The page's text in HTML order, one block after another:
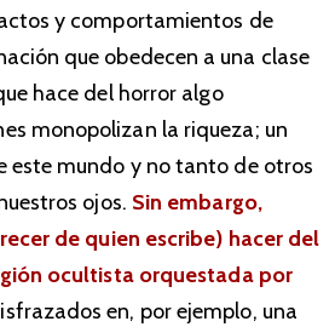
y comportamientos de
que obedecen a una clase
hace del horror algo
monopolizan la riqueza; un
este mundo y no tanto de otros
ojos. Sin embargo,
de quien escribe) hacer del
ocultista orquestada por
en, por ejemplo, una